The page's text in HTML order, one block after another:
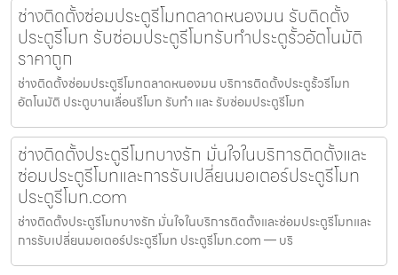
ช่างติดตั้งซ่อมประตูรีโมทตลาดหนองมน รับติดตั้ง
ประตูรีโมท รับซ่อมประตูรีโมทรับทำประตูรั้วอัตโนมัติ
ราคาถูก
ช่างติดตั้งซ่อมประตูรีโมทตลาดหนองมน บริการติดตั้งประตูรั้วรีโมท
อัตโนมัติ ประตูบานเลื่อนรีโมท รับทำ และ รับซ่อมประตูรีโมท
ช่างติดตั้งประตูรีโมทบางรัก มั่นใจในบริการติดตั้งและ
ซ่อมประตูรีโมทและการรับเปลี่ยนมอเตอร์ประตูรีโมท
ประตูรีโมท.com
ช่างติดตั้งประตูรีโมทบางรัก มั่นใจในบริการติดตั้งและซ่อมประตูรีโมทและ
การรับเปลี่ยนมอเตอร์ประตูรีโมท ประตูรีโมท.com — บริ